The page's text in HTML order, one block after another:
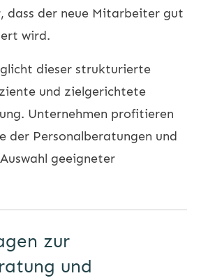
dass der neue Mitarbeiter gut
wird.
dieser strukturierte
und zielgerichtete
Unternehmen profitieren
der Personalberatungen und
geeigneter
zur
und